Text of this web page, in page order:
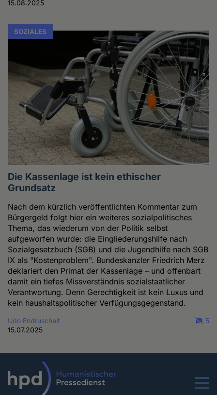
15.08.2025
SOZIALES
Die Kassenlage ist kein ethischer
Grundsatz
Nach dem kürzlich veröffentlichten Kommentar zum
Bürgergeld folgt hier ein weiteres sozialpolitisches
Thema, das wiederum von der Politik selbst
aufgeworfen wurde: die Eingliederungshilfe nach
Sozialgesetzbuch (SGB) und die Jugendhilfe nach SGB
IX als "Kostenproblem". Bundeskanzler Friedrich Merz
deklariert den Primat der Kassenlage – und offenbart
damit ein tiefes Missverständnis sozialstaatlicher
Verantwortung. Denn Gerechtigkeit ist kein Luxus und
kein haushaltspolitischer Verfügungsgegenstand.
Udo Endruscheit
15.07.2025
5
Menu